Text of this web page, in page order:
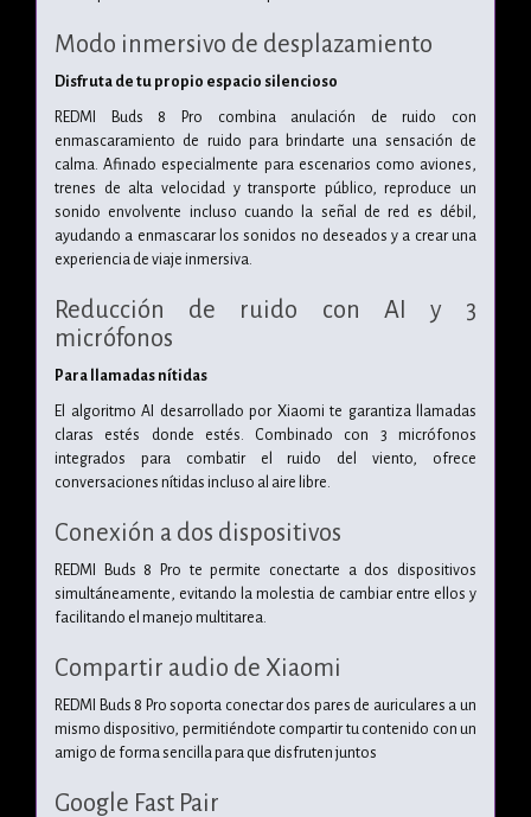
Modo inmersivo de desplazamiento
Disfruta de tu propio espacio silencioso
REDMI Buds 8 Pro combina anulación de ruido con
enmascaramiento de ruido para brindarte una sensación de
calma. Afinado especialmente para escenarios como aviones,
trenes de alta velocidad y transporte público, reproduce un
sonido envolvente incluso cuando la señal de red es débil,
ayudando a enmascarar los sonidos no deseados y a crear una
experiencia de viaje inmersiva.
Reducción de ruido con AI y 3
micrófonos
Para llamadas nítidas
El algoritmo AI desarrollado por Xiaomi te garantiza llamadas
claras estés donde estés. Combinado con 3 micrófonos
integrados para combatir el ruido del viento, ofrece
conversaciones nítidas incluso al aire libre.
Conexión a dos dispositivos
REDMI Buds 8 Pro te permite conectarte a dos dispositivos
simultáneamente, evitando la molestia de cambiar entre ellos y
facilitando el manejo multitarea.
Compartir audio de Xiaomi
REDMI Buds 8 Pro soporta conectar dos pares de auriculares a un
mismo dispositivo, permitiéndote compartir tu contenido con un
amigo de forma sencilla para que disfruten juntos
Google Fast Pair